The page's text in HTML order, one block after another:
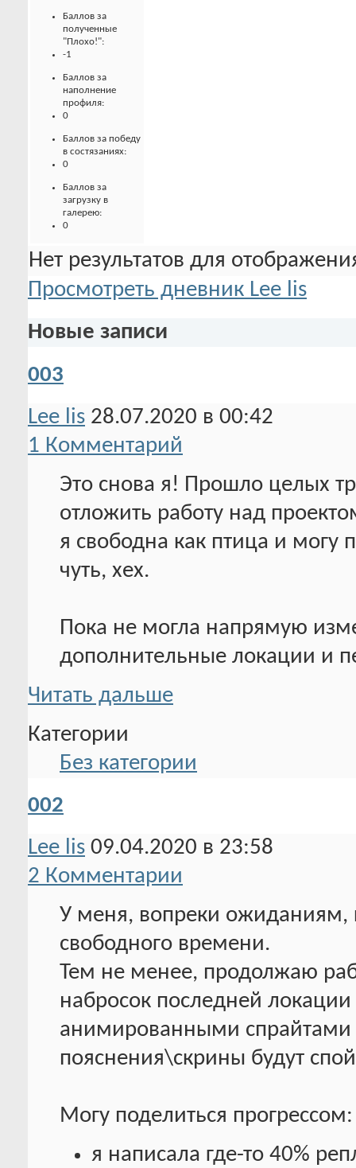
Баллов за
полученные
"Плохо!":
-1
Баллов за
наполнение
профиля:
0
Баллов за победу
в состязаниях:
0
Баллов за
загрузку в
галерею:
0
Нет результатов для
Просмотреть дневник Lee lis
Новые записи
003
Lee lis 28.07.2020 в 00:42
1 Комментарий
Это снова я! Прошло целых
отложить работу над
я свободна как птица и могу
чуть, хех.
Пока не могла напрямую
дополнительные локации и
Читать дальше
Категории
Без категории
002
Lee lis 09.04.2020 в 23:58
2 Комментарии
У меня, вопреки ожиданиям,
свободного времени.
Тем не менее, продолжаю
набросок последней
анимированными
пояснения\скрины будут
Могу поделиться прогрессом:
я написала где-то 40%